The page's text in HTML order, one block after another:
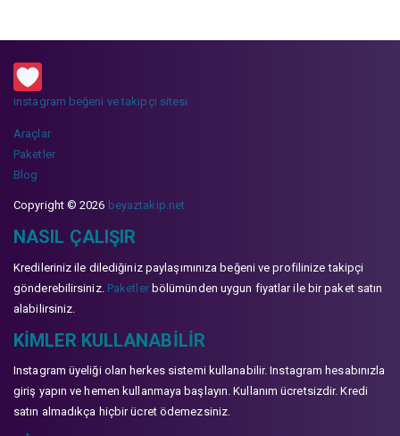
instagram beğeni ve takipçi sitesi
Araçlar
Paketler
Blog
Copyright © 2026 beyaztakip.net
NASIL ÇALIŞIR
Kredileriniz ile dilediğiniz paylaşımınıza beğeni ve profilinize takipçi
gönderebilirsiniz. Paketlerbölümünden uygun fiyatlar ile bir paket satın
alabilirsiniz.
KIMLER KULLANABILIR
Instagram üyeliği olan herkes sistemi kullanabilir. Instagram hesabınızla
giriş yapın ve hemen kullanmaya başlayın. Kullanım ücretsizdir. Kredi
satın almadıkça hiçbir ücret ödemezsiniz.